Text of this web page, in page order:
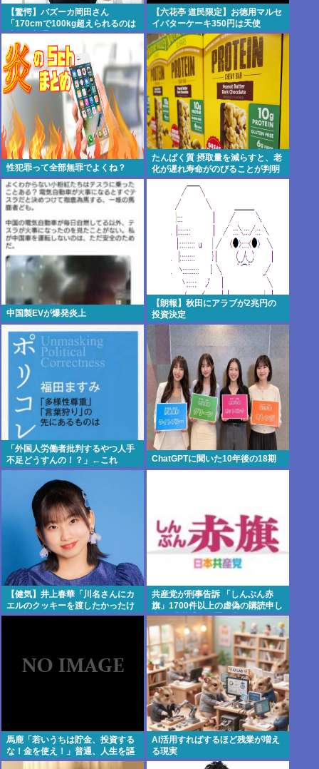
【驚愕】バズーカ岡田さん
「170cmで100kg超えられるのは
才能。普通の人は3桁行く前に壁
にぶつかる」・・・・・・・・・
【六花亭 道民限定】お徳用マルセ
イバターケーキ350円は天使
性犯罪って全部無罪でよくね？
たんぱく質 摂取量を減らすと、老
化が遅れ寿命がのびることが判明
まっちゃん(;ω;)
中国製EVが爆発炎上
【朗報】秋田にアラブが2兆円の
投資決定
「外国人労働者批判するやつ人手
不足どうすんの！？」←これ
ChatGPTに聞いた10年後の18期
【健気】井上春華「川名さんにカ
エルのクッキーを渡したかったけ
ど、話しかけられず結局自分で食
共産党が刑事告訴 「しんぶん赤
旗」1700件以上の虚偽の購読申し
込み 「厳重な処罰を求める」
馬鹿「若いうちは貯金、投資する
な！金を使え！」普通、人生を謳
歌しつつ貯金と投資をするよね。
AI活用すればするほど残業が増え
る現実